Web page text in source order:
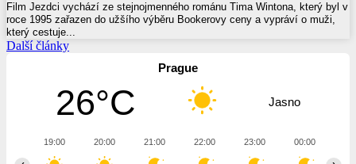
Film Jezdci vychází ze stejnojmenného románu Tima Wintona, který byl v
roce 1995 zařazen do užšího výběru Bookerovy ceny a vypráví o muži,
který cestuje...
Další články
Prague
26°C Jasno
19:00 20:00 21:00 22:00 23:00 00:00